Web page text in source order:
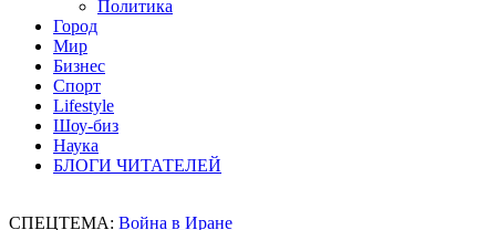
Политика
Город
Мир
Бизнес
Спорт
Lifestyle
Шоу-биз
Наука
БЛОГИ ЧИТАТЕЛЕЙ
СПЕЦТЕМА: Война в Иране